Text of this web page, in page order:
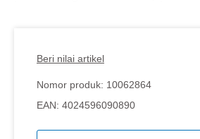
Beri nilai artikel
Nomor produk: 10062864
EAN: 4024596090890